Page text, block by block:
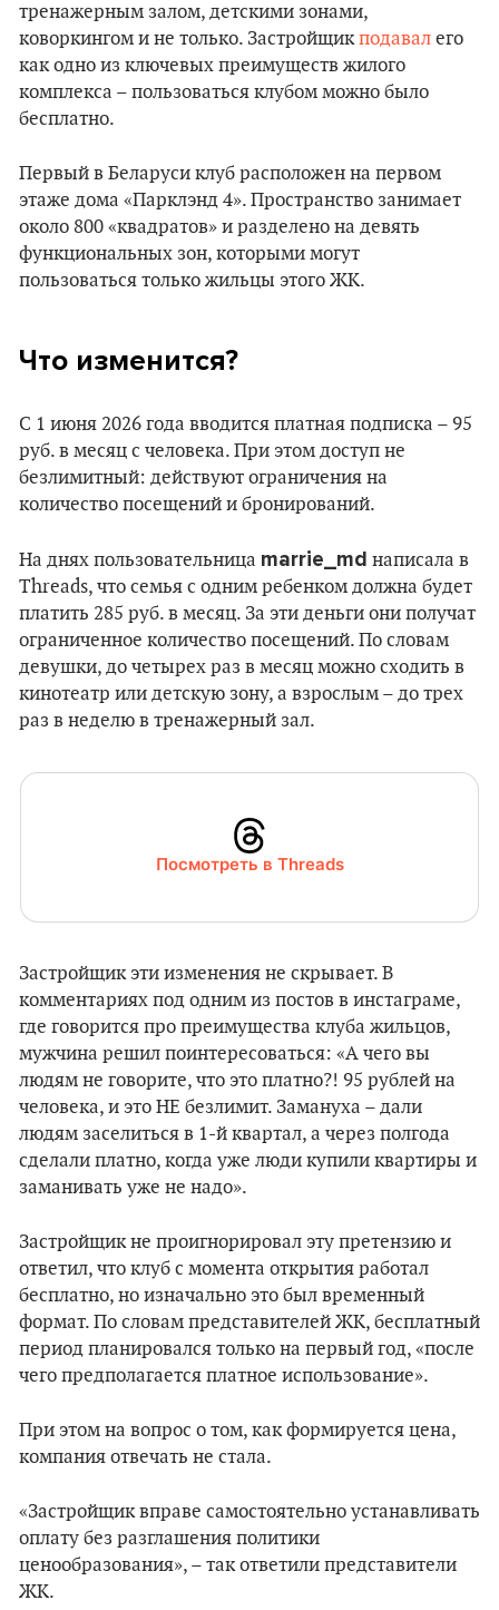
тренажерным залом, детскими зонами,
коворкингом и не только. Застройщикподавал его
как одно из ключевых преимуществ жилого
комплекса – пользоваться клубом можно было
бесплатно.
Первый в Беларуси клуб расположен на первом
этаже дома «Парклэнд 4». Пространство занимает
около 800 «квадратов» и разделено на девять
функциональных зон, которыми могут
пользоваться только жильцы этого ЖК.
Что изменится?
С 1 июня 2026 года вводится платная подписка – 95
руб. в месяц с человека. При этом доступ не
безлимитный: действуют ограничения на
количество посещений и бронирований.
На днях пользовательница marrie_md написала в
Threads, что семья с одним ребенком должна будет
платить 285 руб. в месяц. За эти деньги они получат
ограниченное количество посещений. По словам
девушки, до четырех раз в месяц можно сходить в
кинотеатр или детскую зону, а взрослым – до трех
раз в неделю в тренажерный зал.
Посмотреть в Threads
Застройщик эти изменения не скрывает. В
комментариях под одним из постов в инстаграме,
где говорится про преимущества клуба жильцов,
мужчина решил поинтересоваться: «А чего вы
людям не говорите, что это платно?! 95 рублей на
человека, и это НЕ безлимит. Замануха – дали
людям заселиться в 1-й квартал, а через полгода
сделали платно, когда уже люди купили квартиры и
заманивать уже не надо».
Застройщик не проигнорировал эту претензию и
ответил, что клуб с момента открытия работал
бесплатно, но изначально это был временный
формат. По словам представителей ЖК, бесплатный
период планировался только на первый год, «после
чего предполагается платное использование».
При этом на вопрос о том, как формируется цена,
компания отвечать не стала.
«Застройщик вправе самостоятельно устанавливать
оплату без разглашения политики
ценообразования», – так ответили представители
ЖК.